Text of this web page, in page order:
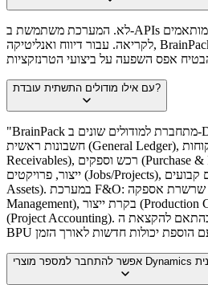
לא. המערכת משתמשת ב-APIs סטנדרטיים ובחיבורי נתונים מותאמים
לקריאה. עבור דיווח ואנליטיקה, BrainPack מתחברת לרפליקות משניות
עם אילו מודולים התשתית עובדת?
"BrainPack מתחברת למודולים שונים ב-Dynamics, כולל הנהלת
חשבונות ראשית (General Ledger), מכירות ולקוחות (Sales &
Receivables), רכש וספקים (Purchase & Payables), מלאי, מחסנים,
ייצור, פרויקטים (Jobs/Projects), משאבי אנוש ונכסים קבועים (Fixed
Assets). במערכת F&O: ניהול שרשרת אספקה (Supply Chain
Management), בקרת ייצור (Production Control) וחשבונאות פרויקטים
(Project Accounting). היקף האינטגרציה מתרחב בהתאם להקצאת ה-